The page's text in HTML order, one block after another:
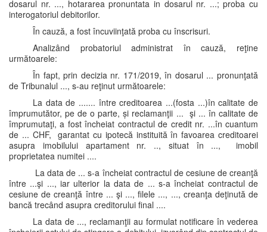
dosarul nr. ..., hotararea pronuntata in dosarul nr. ...; proba cu
interogatoriul debitorilor.
În cauză, a fost încuviinţată proba cu înscrisuri.
Analizând probatoriul administrat în cauză, reţine
următoarele:
În fapt, prin decizia nr. 171/2019, în dosarul ... pronunţată
de Tribunalul ..., s-au reţinut următoarele:
La data de ....... între creditoarea ...(fosta ...)în calitate de
împrumutător, pe de o parte, și reclamanţii ... şi ... în calitate de
împrumutaţi, a fost încheiat contractul de credit nr. ...în cuantum
de ... CHF, garantat cu ipotecă instituită în favoarea creditoarei
asupra imobilului apartament nr. .., situat în ..., imobil
proprietatea numitei ....
La data de ... s-a încheiat contractul de cesiune de creanţă
între ...şi ..., iar ulterior la data de ... s-a încheiat contractul de
cesiune de creanţă între ... şi ..., filele ..., ..., creanţa deţinută de
bancă trecând asupra creditorului final ....
La data de ..., reclamanţii au formulat notificare în vederea